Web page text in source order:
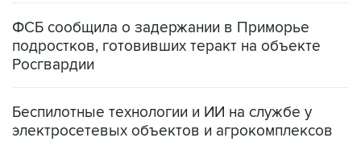
ФСБ сообщила о задержании в Приморье
подростков, готовивших теракт на объекте
Росгвардии
Беспилотные технологии и ИИ на службе у
электросетевых объектов и агрокомплексов